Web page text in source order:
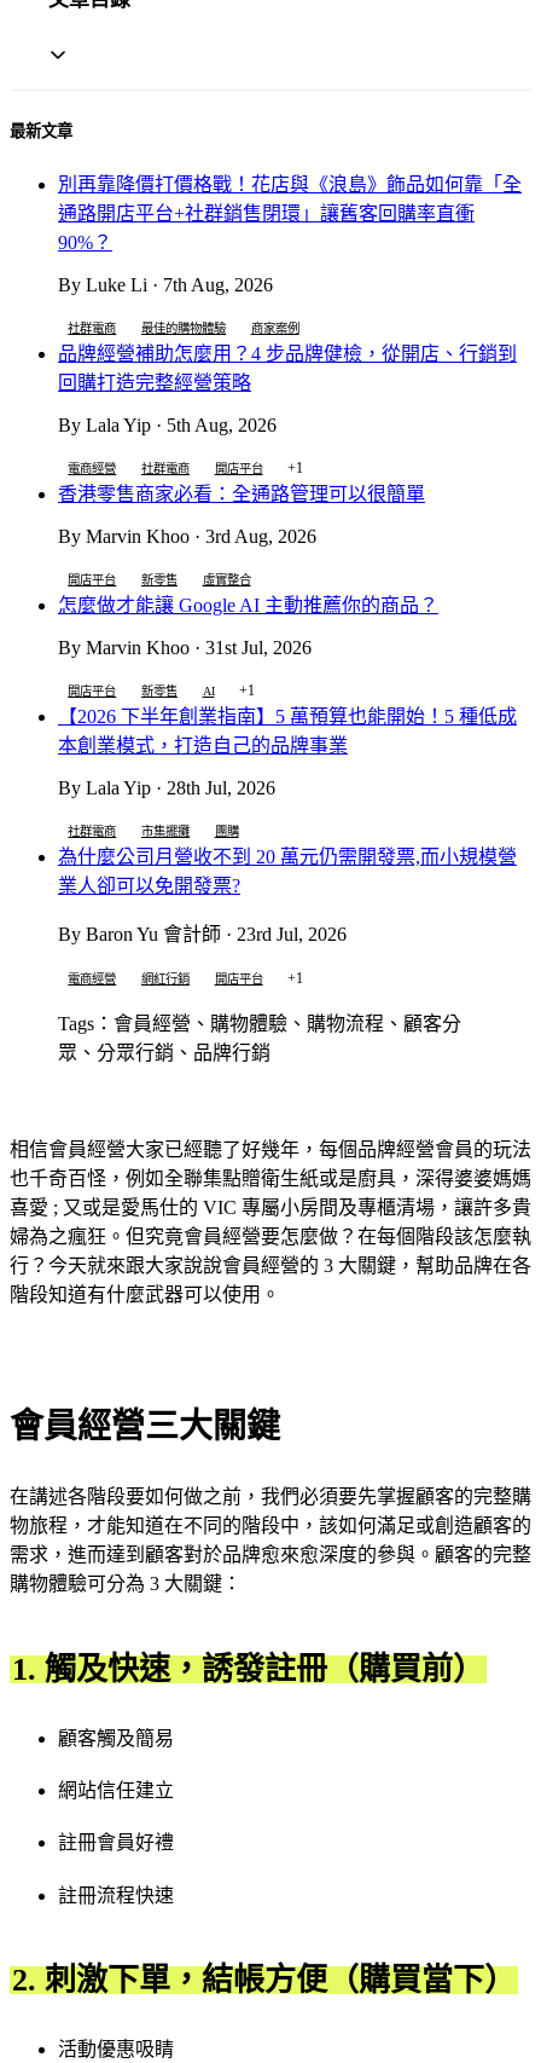
最新文章
別再靠降價打價格戰！花店與《浪島》飾品如何靠「全
通路開店平台+社群銷售閉環」讓舊客回購率直衝
90%？
By Luke Li · 7th Aug, 2026
社群電商 最佳的購物體驗 商家案例
品牌經營補助怎麼用？4 步品牌健檢，從開店、行銷到
回購打造完整經營策略
By Lala Yip · 5th Aug, 2026
電商經營 社群電商 開店平台 +1
香港零售商家必看：全通路管理可以很簡單
By Marvin Khoo · 3rd Aug, 2026
開店平台 新零售 虛實整合
怎麼做才能讓 Google AI 主動推薦你的商品？
By Marvin Khoo · 31st Jul, 2026
開店平台 新零售 AI +1
【2026 下半年創業指南】5 萬預算也能開始！5 種低成
本創業模式，打造自己的品牌事業
By Lala Yip · 28th Jul, 2026
社群電商 市集擺攤 團購
為什麼公司月營收不到 20 萬元仍需開發票,而小規模營
業人卻可以免開發票?
By Baron Yu 會計師 · 23rd Jul, 2026
電商經營 網紅行銷 開店平台 +1
Tags：會員經營、購物體驗、購物流程、顧客分
眾、分眾行銷、 品牌行銷
相信會員經營大家已經聽了好幾年，每個品牌經營會員的玩法
也千奇百怪，例如全聯集點贈衛生紙或是廚具，深得婆婆媽媽
喜愛 ; 又或是愛馬仕的 VIC 專屬小房間及專櫃清場，讓許多貴
婦為之瘋狂。但究竟會員經營要怎麼做？在每個階段該怎麼執
行？今天就來跟大家說說會員經營的 3 大關鍵，幫助品牌在各
階段知道有什麼武器可以使用。
會員經營三大關鍵
在講述各階段要如何做之前，我們必須要先掌握顧客的完整購
物旅程，才能知道在不同的階段中，該如何滿足或創造顧客的
需求，進而達到顧客對於品牌愈來愈深度的參與。顧客的完整
購物體驗可分為 3 大關鍵：
1. 觸及快速，誘發註冊（購買前）
顧客觸及簡易
網站信任建立
註冊會員好禮
註冊流程快速
2. 刺激下單，結帳方便（購買當下）
活動優惠吸睛